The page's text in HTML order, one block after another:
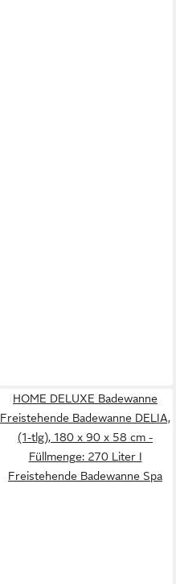
HOME DELUXE Badewanne
Freistehende Badewanne DELIA,
(1-tlg), 180 x 90 x 58 cm -
Füllmenge: 270 Liter I
Freistehende Badewanne Spa